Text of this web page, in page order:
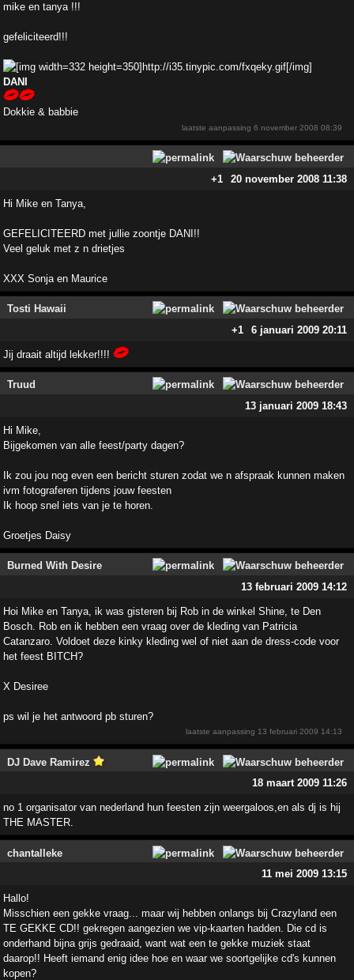
mike en tanya !!!
gefeliciteerd!!!
DANI
Dokkie & babbie
laatste aanpassing6 november 2008 08:39
+1 20 november 2008 11:38
Hi Mike en Tanya,
GEFELICITEERD met jullie zoontje DANI!!
Veel geluk met z n drietjes
XXX Sonja en Maurice
Tosti Hawaii
+1
6 januari 2009 20:11
Jij draait altijd lekker!!!!
Truud
13 januari 2009 18:43
Hi Mike,
Bijgekomen van alle feest/party dagen?
Ik zou jou nog even een bericht sturen zodat we n afspraak kunnen maken
ivm fotograferen tijdens jouw feesten
Ik hoop snel iets van je te horen.
Groetjes Daisy
Burned With Desire
13 februari 2009 14:12
Hoi Mike en Tanya, ik was gisteren bij Rob in de winkel Shine, te Den
Bosch. Rob en ik hebben een vraag over de kleding van Patricia
Catanzaro. Voldoet deze kinky kleding wel of niet aan de dress-code voor
het feest BITCH?
X Desiree
ps wil je het antwoord pb sturen?
laatste aanpassing 13 februari 2009 14:13
DJ Dave Ramirez
18 maart 2009 11:26
no 1 organisator van nederland hun feesten zijn weergaloos,en als dj is hij
THE MASTER.
chantalleke
11 mei 2009 13:15
Hallo!
Misschien een gekke vraag... maar wij hebben onlangs bij Crazyland een
TE GEKKE CD!! gekregen aangezien we vip-kaarten hadden. Die cd is
onderhand bijna grijs gedraaid, want wat een te gekke muziek staat
daarop!! Heeft iemand enig idee hoe en waar we soortgelijke cd's kunnen
kopen?